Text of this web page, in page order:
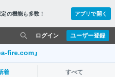
の機能も多数！ アプリで開く
ユーザー登録
ログイン
fire.com』
着 すべて